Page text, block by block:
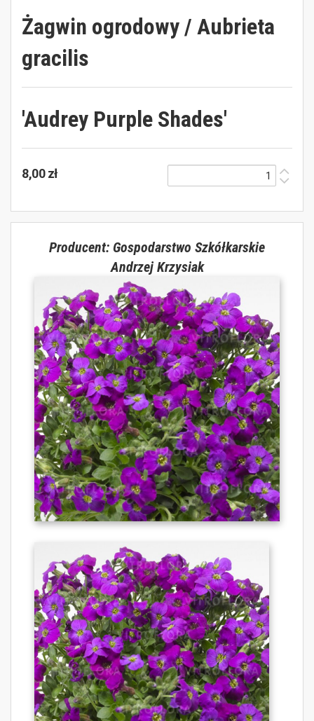
Żagwin ogrodowy / Aubrieta
gracilis
'Audrey Purple Shades'
8,00 zł
Producent: Gospodarstwo Szkółkarskie
Andrzej Krzysiak